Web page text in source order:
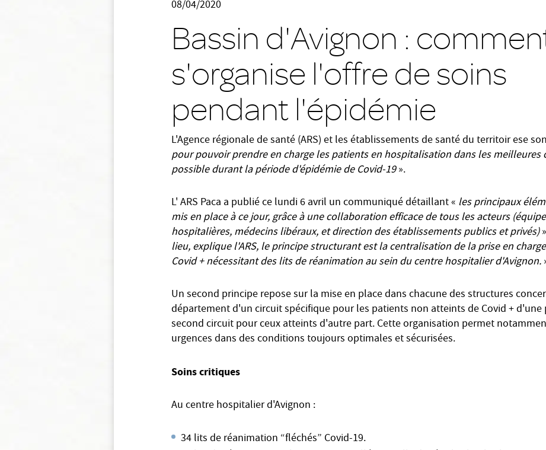
08/04/2020
Bassin d'Avignon :
s'organise l'offre de soins
pendant l'épidémie
L'Agence régionale de santé (ARS) et les établissements de santé du territoir ese
pour pouvoir prendre en charge les patients en hospitalisation dans les meilleures
possible durant la période d'épidémie de Covid-19».
L' ARS Paca a publié ce lundi 6 avril un communiqué détaillant « les principaux
mis en place à ce jour, grâce à une collaboration efficace de tous les acteurs
hospitalières, médecins libéraux, et direction des établissements publics et privés)
lieu, explique l'ARS, le principe structurant est la centralisation de la prise en
Covid + nécessitant des lits de réanimation au sein du centre hospitalier d'Avignon.
Un second principe repose sur la mise en place dans chacune des structures
département d'un circuit spécifique pour les patients non atteints de Covid +
second circuit pour ceux atteints d'autre part. Cette organisation permet
urgences dans des conditions toujours optimales et sécurisées.
Soins critiques
Au centre hospitalier d'Avignon :
34 lits de réanimation “fléchés” Covid-19.